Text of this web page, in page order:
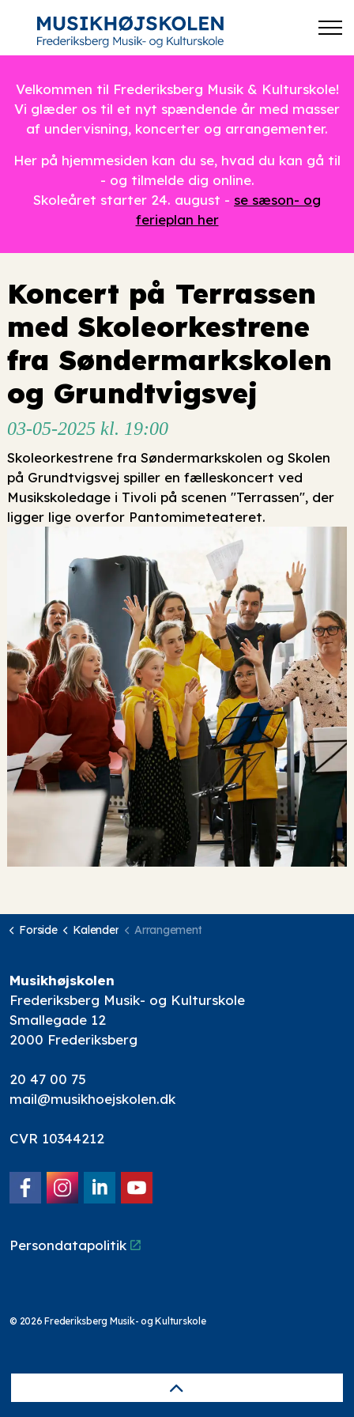
Velkommen til Frederiksberg Musik & Kulturskole!
Vi glæder os til et nyt spændende år med masser
af undervisning, koncerter og arrangementer.
Her på hjemmesiden kan du se, hvad du kan gå til
- og tilmelde dig online.
Skoleåret starter 24. august - se sæson- og
ferieplan her
Koncert på Terrassen
med Skoleorkestrene
fra Søndermarkskolen
og Grundtvigsvej
03-05-2025 kl. 19:00
Skoleorkestrene fra Søndermarkskolen og Skolen
på Grundtvigsvej spiller en fælleskoncert ved
Musikskoledage i Tivoli på scenen "Terrassen", der
ligger lige overfor Pantomimeteateret.
Forside Kalender Arrangement
Musikhøjskolen
Frederiksberg Musik- og Kulturskole
Smallegade 12
2000 Frederiksberg
20 47 00 75
mail@musikhoejskolen.dk
CVR 10344212
Persondatapolitik
© 2026 Frederiksberg Musik- og Kulturskole